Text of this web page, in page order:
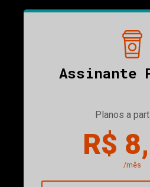
Assinante
Planos a
R$
/mês